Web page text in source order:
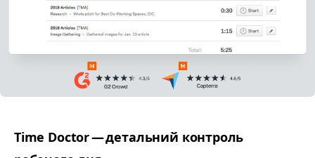
Time Doctor — детальний контроль